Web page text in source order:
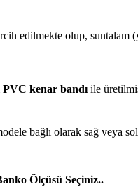
edilmekte olup, suntalam
PVC kenar bandı ile
bağlı olarak sağ veya
Ölçüsü Seçiniz..